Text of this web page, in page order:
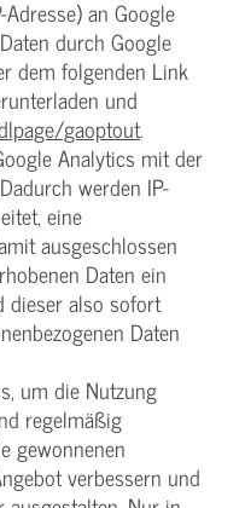
an Google
durch Google
dem folgenden Link
und
gaoptout.
Analytics mit der
werden IP-
eine
ausgeschlossen
Daten ein
dieser also sofort
Daten
um die Nutzung
regelmäßig
gewonnenen
verbessern und